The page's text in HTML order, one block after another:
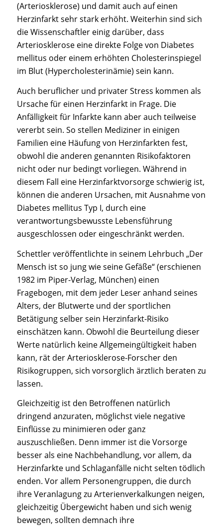
(Arteriosklerose) und damit auch auf einen
Herzinfarkt sehr stark erhöht. Weiterhin sind sich
die Wissenschaftler einig darüber, dass
Arteriosklerose eine direkte Folge von Diabetes
mellitus oder einem erhöhten Cholesterinspiegel
im Blut (Hypercholesterinämie) sein kann.
Auch beruflicher und privater Stress kommen als
Ursache für einen Herzinfarkt in Frage. Die
Anfälligkeit für Infarkte kann aber auch teilweise
vererbt sein. So stellen Mediziner in einigen
Familien eine Häufung von Herzinfarkten fest,
obwohl die anderen genannten Risikofaktoren
nicht oder nur bedingt vorliegen. Während in
diesem Fall eine Herzinfarktvorsorge schwierig ist,
können die anderen Ursachen, mit Ausnahme von
Diabetes mellitus Typ I, durch eine
verantwortungsbewusste Lebensführung
ausgeschlossen oder eingeschränkt werden.
Schettler veröffentlichte in seinem Lehrbuch „Der
Mensch ist so jung wie seine Gefäße“ (erschienen
1982 im Piper-Verlag, München) einen
Fragebogen, mit dem jeder Leser anhand seines
Alters, der Blutwerte und der sportlichen
Betätigung selber sein Herzinfarkt-Risiko
einschätzen kann. Obwohl die Beurteilung dieser
Werte natürlich keine Allgemeingültigkeit haben
kann, rät der Arteriosklerose-Forscher den
Risikogruppen, sich vorsorglich ärztlich beraten zu
lassen.
Gleichzeitig ist den Betroffenen natürlich
dringend anzuraten, möglichst viele negative
Einflüsse zu minimieren oder ganz
auszuschließen. Denn immer ist die Vorsorge
besser als eine Nachbehandlung, vor allem, da
Herzinfarkte und Schlaganfälle nicht selten tödlich
enden. Vor allem Personengruppen, die durch
ihre Veranlagung zu Arterienverkalkungen neigen,
gleichzeitig Übergewicht haben und sich wenig
bewegen, sollten demnach ihre